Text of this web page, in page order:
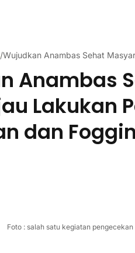
/Wujudkan Anambas Sehat
Anambas
Lakukan
dan
Foto : salah satu kegiatan